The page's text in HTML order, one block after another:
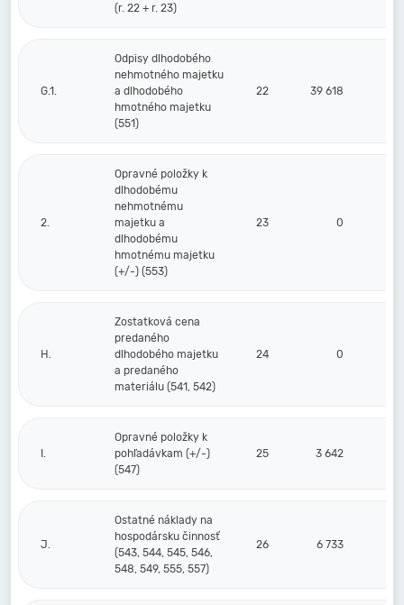
(r. 22 + r. 23)
G.1.
Odpisy dlhodobého
nehmotného majetku
a dlhodobého
hmotného majetku
(551)
22 39 618
2.
Opravné položky k
dlhodobému
nehmotnému
majetku a
dlhodobému
hmotnému majetku
(+/-) (553)
23 0
H.
Zostatková cena
predaného
dlhodobého majetku
a predaného
materiálu (541, 542)
24 0
I.
Opravné položky k
pohľadávkam (+/-)
(547)
25 3 642
J.
Ostatné náklady na
hospodársku činnosť
(543, 544, 545, 546,
548, 549, 555, 557)
26 6 733